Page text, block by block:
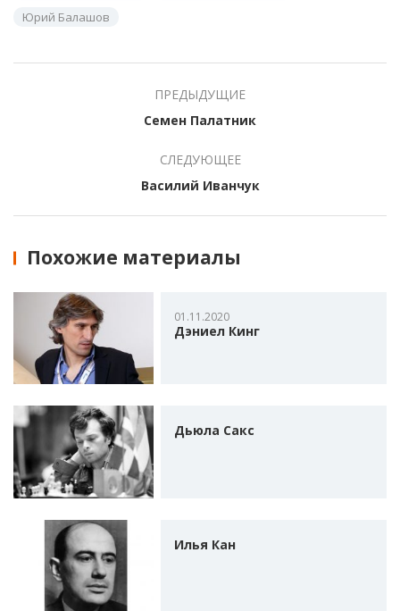
Юрий Балашов
ПРЕДЫДУЩИЕ
Семен Палатник
СЛЕДУЮЩЕЕ
Василий Иванчук
Похожие материалы
01.11.2020
Дэниел Кинг
Дьюла Сакс
Илья Кан